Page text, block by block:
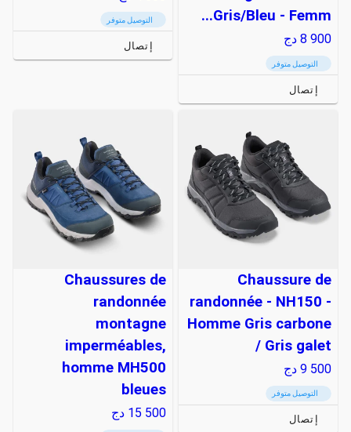
Gris/Bleu - Femm...
8 900 دج
التوصيل متوفر
إتصال
التوصيل متوفر
إتصال
Chaussure de
randonnée - NH150 -
Homme Gris carbone
/ Gris galet
9 500 دج
التوصيل متوفر
إتصال
Chaussures de
randonnée
montagne
imperméables,
homme MH500
bleues
15 500 دج